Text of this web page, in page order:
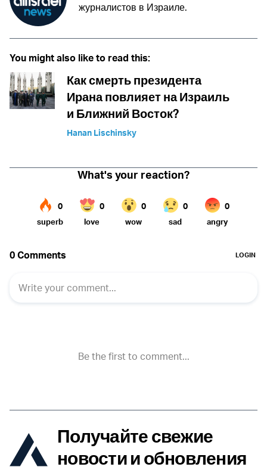
журналистов в Израиле.
You might also like to read this:
Как смерть президента
Ирана повлияет на Израиль
и Ближний Восток?
Hanan Lischinsky
Получайте свежие
новости и обновления